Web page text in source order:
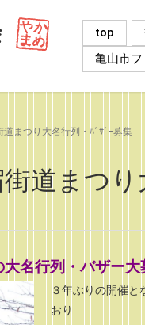
top
亀山市
まつり大名行列・ﾊﾞｻﾞｰ募集
道まつり
名行列・バザー大
３年ぶりの開催と
おり